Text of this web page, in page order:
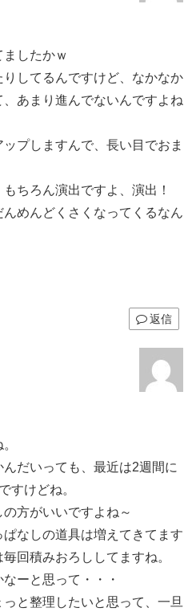
したかｗ
してるんですけど、なかなか
あまり進んでないんですよね
プしますんで、長い目でおま
ちろん演出ですよ、演出！
めんどくさくなってくるなん
返信
だいっても、最近は2週間に
すけどね。
方がいいですよね～
なしの道具は増えてきてます
回積みおろししてますね。
ーと思って・・・
と整理したいと思って、一旦